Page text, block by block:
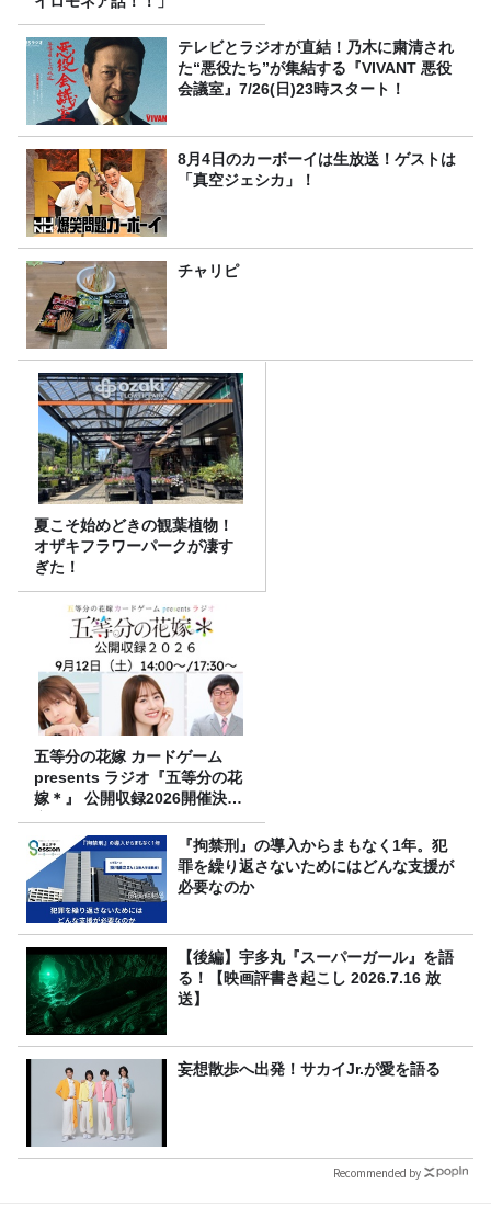
テレビとラジオが直結！乃木に粛清され
た“悪役たち”が集結する『VIVANT 悪役
会議室』7/26(日)23時スタート！
8月4日のカーボーイは生放送！ゲストは
「真空ジェシカ」！
チャリピ
夏こそ始めどきの観葉植物！
オザキフラワーパークが凄す
ぎた！
五等分の花嫁 カードゲーム
presents ラジオ『五等分の花
嫁＊』 公開収録2026開催決
定！
『拘禁刑』の導入からまもなく1年。犯
罪を繰り返さないためにはどんな支援が
必要なのか
【後編】宇多丸『スーパーガール』を語
る！【映画評書き起こし 2026.7.16 放
送】
妄想散歩へ出発！サカイJr.が愛を語る
Recommended by